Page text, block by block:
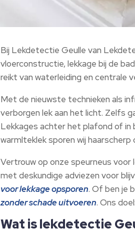
Bij Lekdetectie Geulle van
vloerconstructie, lekkage bij de
reikt van waterleiding en centrale
Met de nieuwste technieken als
verborgen lek aan het licht. Zelfs
Lekkages achter het plafond of in
warmlteklek sporen wij haarscherp
Vertrouw op onze speurneus voor
met deskundige adviezen voor
voor lekkage opsporen. Of ben je
zonder schade uitvoeren. Ons
Wat is lekdetectie